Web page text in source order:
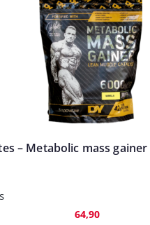
– Metabolic mass gainer
64,90